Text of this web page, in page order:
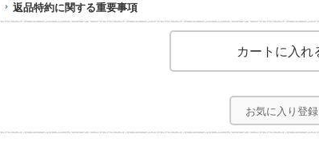
返品特約に関する重要事項
お気に入り登録